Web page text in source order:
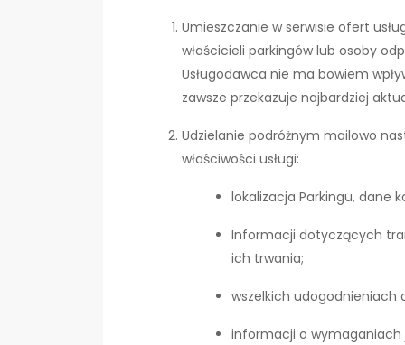
Umieszczanie w serwisie ofert
właścicieli parkingów lub osoby
Usługodawca nie ma bowiem
zawsze przekazuje najbardziej
Udzielanie podróżnym mailowo
właściwości usługi:
lokalizacja Parkingu, dane
Informacji dotyczących
ich trwania;
wszelkich udogodnieniach
informacji o wymaganiach